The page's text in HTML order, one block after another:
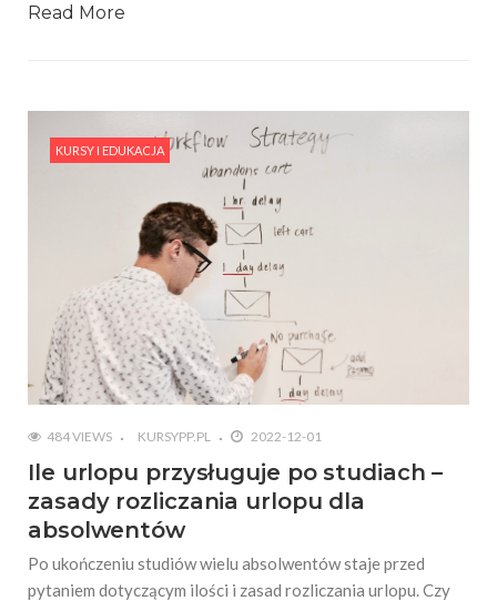
Read More
KURSY I EDUKACJA
484 VIEWS KURSYPP.PL 2022-12-01
Ile urlopu przysługuje po studiach –
zasady rozliczania urlopu dla
absolwentów
Po ukończeniu studiów wielu absolwentów staje przed
pytaniem dotyczącym ilości i zasad rozliczania urlopu. Czy